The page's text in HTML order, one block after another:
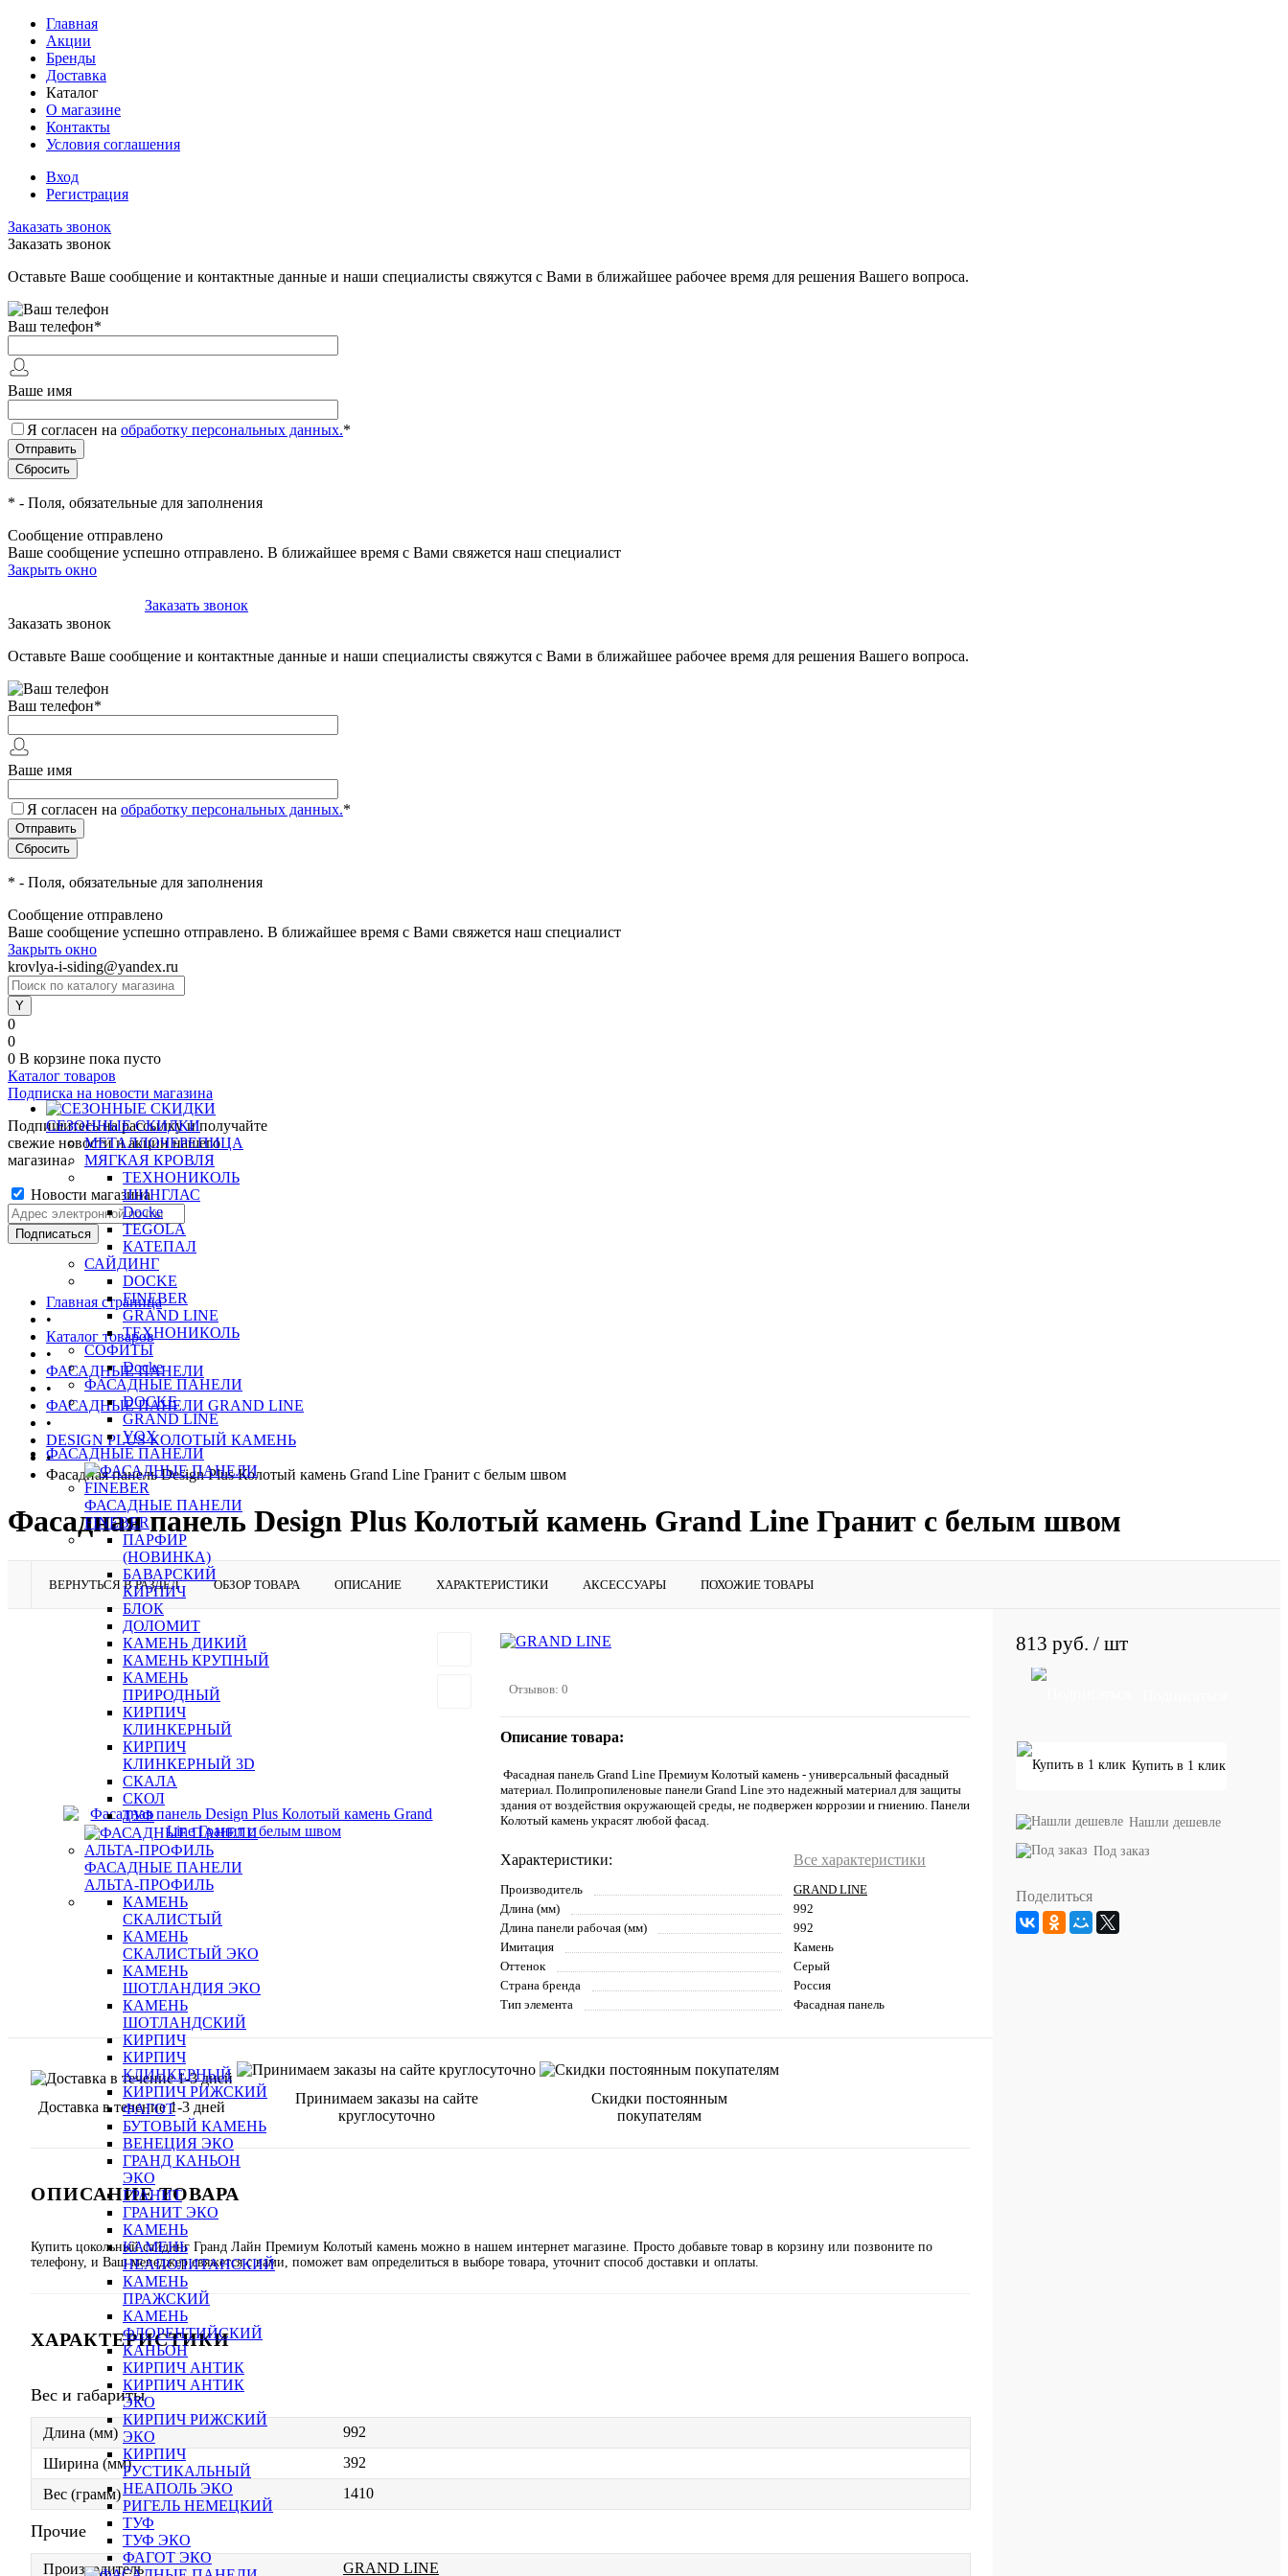
Главная
Акции
Бренды
Доставка
Каталог
О магазине
Контакты
Условия соглашения
Вход
Регистрация
Заказать звонок
Заказать звонок
Оставьте Ваше сообщение и контактные данные и наши специалисты свяжутся с Вами в ближайшее рабочее время для решения Вашего вопроса.
Ваш телефон*
Ваше имя
Я согласен на обработку персональных данных.*
* - Поля, обязательные для заполнения
Сообщение отправлено
Ваше сообщение успешно отправлено. В ближайшее время с Вами свяжется наш специалист
Закрыть окно
Заказать звонок
Заказать звонок
Оставьте Ваше сообщение и контактные данные и наши специалисты свяжутся с Вами в ближайшее рабочее время для решения Вашего вопроса.
Ваш телефон*
Ваше имя
Я согласен на обработку персональных данных.*
* - Поля, обязательные для заполнения
Сообщение отправлено
Ваше сообщение успешно отправлено. В ближайшее время с Вами свяжется наш специалист
Закрыть окно
krovlya-i-siding@yandex.ru
0
0
0 В корзине пока пусто
Каталог товаров
СЕЗОННЫЕ СКИДКИ
МЕТАЛЛОЧЕРЕПИЦА
МЯГКАЯ КРОВЛЯ
ТЕХНОНИКОЛЬ
ШИНГЛАС
Docke
TEGOLA
КАТЕПАЛ
САЙДИНГ
DOCKE
FINEBER
GRAND LINE
ТЕХНОНИКОЛЬ
СОФИТЫ
Docke
ФАСАДНЫЕ ПАНЕЛИ
DOCKE
GRAND LINE
VOX
ФАСАДНЫЕ ПАНЕЛИ
ФАСАДНЫЕ ПАНЕЛИ
FINEBER
ПАРФИР
(НОВИНКА)
БАВАРСКИЙ
КИРПИЧ
БЛОК
ДОЛОМИТ
КАМЕНЬ ДИКИЙ
КАМЕНЬ КРУПНЫЙ
КАМЕНЬ
ПРИРОДНЫЙ
КИРПИЧ
КЛИНКЕРНЫЙ
КИРПИЧ
КЛИНКЕРНЫЙ 3D
СКАЛА
СКОЛ
ТУФ
ФАСАДНЫЕ ПАНЕЛИ
АЛЬТА-ПРОФИЛЬ
КАМЕНЬ
СКАЛИСТЫЙ
КАМЕНЬ
СКАЛИСТЫЙ ЭКО
КАМЕНЬ
ШОТЛАНДИЯ ЭКО
КАМЕНЬ
ШОТЛАНДСКИЙ
КИРПИЧ
КИРПИЧ
КЛИНКЕРНЫЙ
КИРПИЧ РИЖСКИЙ
ФАГОТ
БУТОВЫЙ КАМЕНЬ
ВЕНЕЦИЯ ЭКО
ГРАНД КАНЬОН
ЭКО
ГРАНИТ
ГРАНИТ ЭКО
КАМЕНЬ
КАМЕНЬ
НЕАПОЛИТАНСКИЙ
КАМЕНЬ
ПРАЖСКИЙ
КАМЕНЬ
ФЛОРЕНТИЙСКИЙ
КАНЬОН
КИРПИЧ АНТИК
КИРПИЧ АНТИК
ЭКО
КИРПИЧ РИЖСКИЙ
ЭКО
КИРПИЧ
РУСТИКАЛЬНЫЙ
НЕАПОЛЬ ЭКО
РИГЕЛЬ НЕМЕЦКИЙ
ТУФ
ТУФ ЭКО
ФАГОТ ЭКО
Подписка на новости магазина
Подпишитесь на рассылку и получайте
свежие новости и акции нашего
магазина.
Новости магазина
Главная страница
•
Каталог товаров
•
ФАСАДНЫЕ ПАНЕЛИ
•
ФАСАДНЫЕ ПАНЕЛИ GRAND LINE
•
DESIGN PLUS КОЛОТЫЙ КАМЕНЬ
•
Фасадная панель Design Plus Колотый камень Grand Line Гранит с белым швом
Фасадная панель Design Plus Колотый камень Grand Line Гранит с белым швом
ВЕРНУТЬСЯ В РАЗДЕЛ ОБЗОР ТОВАРА ОПИСАНИЕ ХАРАКТЕРИСТИКИ АКСЕССУАРЫ ПОХОЖИЕ ТОВАРЫ
Отзывов: 0
Описание товара:
Фасадная панель Grand Line Премиум Колотый камень - универсальный фасадный
материал. Полипропиленовые панели Grand Line это надежный материал для защиты
здания от воздействия окружающей среды, не подвержен коррозии и гниению. Панели
Колотый камень украсят любой фасад.
Характеристики: Все характеристики
Производитель
GRAND LINE
Длина (мм)
992
Длина панели рабочая (мм)
992
Имитация
Камень
Оттенок
Серый
Страна бренда
Россия
Тип элемента
Фасадная панель
Доставка в течение 1-3 дней
Принимаем заказы на сайте
круглосуточно
Скидки постоянным
покупателям
ОПИСАНИЕ ТОВАРА
Купить цокольный сайдинг Гранд Лайн Премиум Колотый камень можно в нашем интернет магазине. Просто добавьте товар в корзину или позвоните по
телефону, и Ваш менеджер свяжется с вами, поможет вам определиться в выборе товара, уточнит способ доставки и оплаты.
ХАРАКТЕРИСТИКИ
Вес и габариты
Длина (мм)
992
Ширина (мм)
392
Вес (грамм)
1410
Прочие
Производитель GRAND LINE
813 руб. / шт
Купить в 1 клик
Нашли дешевле
Под заказ
Поделиться